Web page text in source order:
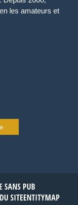
les amateurs et
SANS PUB
SITEENTITYMAP